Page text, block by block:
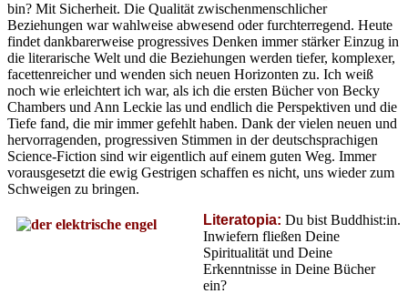
bin? Mit Sicherheit. Die Qualität zwischenmenschlicher
Beziehungen war wahlweise abwesend oder furchterregend. Heute
findet dankbarerweise progressives Denken immer stärker Einzug in
die literarische Welt und die Beziehungen werden tiefer, komplexer,
facettenreicher und wenden sich neuen Horizonten zu. Ich weiß
noch wie erleichtert ich war, als ich die ersten Bücher von Becky
Chambers und Ann Leckie las und endlich die Perspektiven und die
Tiefe fand, die mir immer gefehlt haben. Dank der vielen neuen und
hervorragenden, progressiven Stimmen in der deutschsprachigen
Science-Fiction sind wir eigentlich auf einem guten Weg. Immer
vorausgesetzt die ewig Gestrigen schaffen es nicht, uns wieder zum
Schweigen zu bringen.
Literatopia: Du bist Buddhist:in.
Inwiefern fließen Deine
Spiritualität und Deine
Erkenntnisse in Deine Bücher
ein?